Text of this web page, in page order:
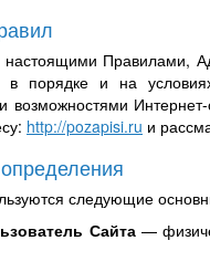
настоящими Правилами,
порядке и на
возможностями
http://pozapisi.ru и
следующие
Сайта —